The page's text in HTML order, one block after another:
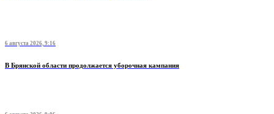
6 августа 2026, 9:16
В Брянской области продолжается уборочная кампания